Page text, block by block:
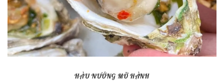
HÀU NƯỚNG MỠ HÀNH